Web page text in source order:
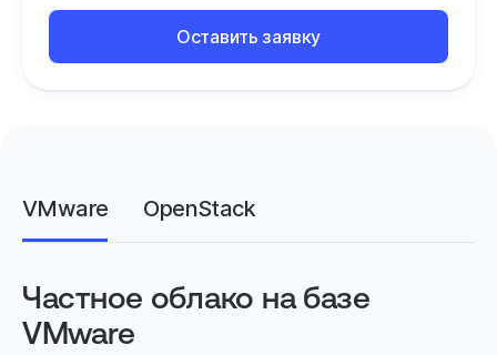
Оставить заявку
VMware OpenStack
Частное облако на базе
VMware